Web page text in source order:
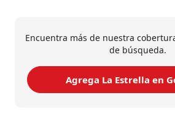
Encuentra más de nuestra
de búsqueda.
Agrega La Estrella en